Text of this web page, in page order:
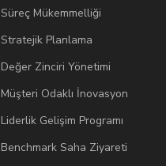
Süreç Mükemmelliği
Stratejik Planlama
Değer Zinciri Yönetimi
Müşteri Odaklı İnovasyon
Liderlik Gelişim Programı
Benchmark Saha Ziyareti